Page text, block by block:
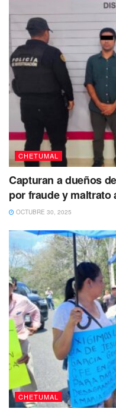
CHETUMAL
Capturan a dueños
por fraude y maltrato
OCTUBRE 30, 2025
CHETUMAL